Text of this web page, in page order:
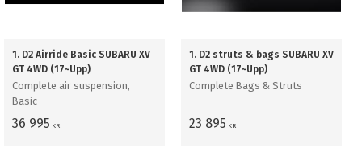
1. D2 Airride Basic SUBARU XV
GT 4WD (17~Upp)
Complete air suspension,
Basic
36 995 KR
1. D2 struts & bags SUBARU XV
GT 4WD (17~Upp)
Complete Bags & Struts
23 895 KR